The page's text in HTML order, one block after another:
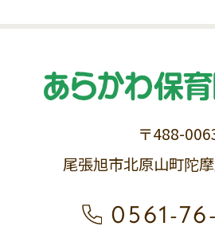
〒488-
尾張旭市北原山町陀
0561-